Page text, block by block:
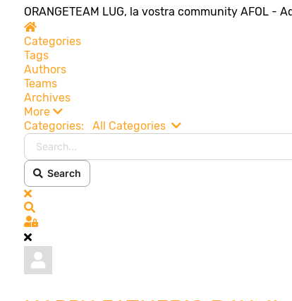
ORANGETEAM LUG, la vostra community AFOL -
Home
Categories
Tags
Authors
Teams
Archives
More
Categories:
All Categories Search...
Search
x
Sign In